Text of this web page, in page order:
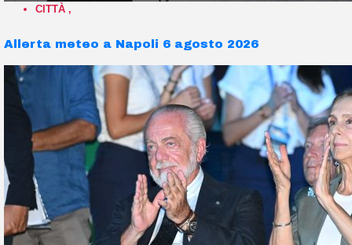
CITTÀ ,
Allerta meteo a Napoli 6 agosto 2026